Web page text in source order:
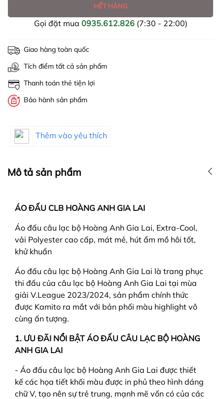
HẾT HÀNG
Gọi đặt mua 0935.612.826(7:30 - 22:00)
Giao hàng toàn quốc
Tích điểm tất cả sản phẩm
Thanh toán thẻ tiện lợi
Bảo hành sản phẩm
Thêm vào yêu thích
Mô tả sản phẩm
ÁO ĐẤU CLB HOÀNG ANH GIA LAI
Áo đấu câu lạc bộ Hoàng Anh Gia Lai, Extra-Cool,
vải Polyester cao cấp, mát mẻ, hút ẩm mồ hôi tốt,
khử khuẩn
Áo đấu câu lạc bộ Hoàng Anh Gia Lai là trang phục
thi đấu của câu lạc bộ Hoàng Anh Gia Lai tại mùa
giải V.League 2023/2024, sản phẩm chính thức
được Kamito ra mắt với bản phối màu highlight vô
cùng ấn tượng.
1. ƯU ĐÃI NỔI BẬT ÁO ĐẤU CÂU LẠC BỘ HOÀNG
ANH GIA LAI
- Áo đấu câu lạc bộ Hoàng Anh Gia Lai được thiết
kế các họa tiết khối màu được in phủ theo hình dáng
chữ V, tạo nên sự trẻ trung, mạnh mẽ vốn có của các